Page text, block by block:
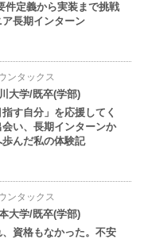
件定義から実装まで挑戦
ア長期インターン
ンタックス
大学/既卒(学部)
指す自分」を応援してく
い、長期インターンか
歩んだ私の体験記
ンタックス
大学/既卒(学部)
資格もなかった。不安